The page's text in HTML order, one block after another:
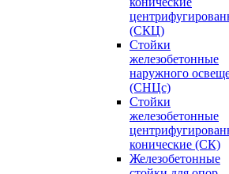
(СКЦ)
Стойки
железобетонные
наружного
(СНЦс)
Стойки
железобетонные
конические (СК)
Железобетонные